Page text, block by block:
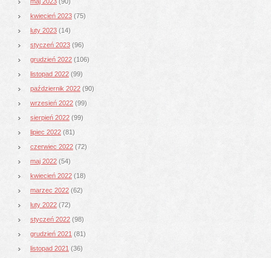
kwiecień 2023 (75)
luty 2023 (14)
styczeń 2023 (96)
grudzień 2022 (106)
listopad 2022 (99)
październik 2022 (90)
wrzesień 2022 (99)
sierpień 2022 (99)
lipiec 2022 (81)
czerwiec 2022 (72)
maj 2022 (54)
kwiecień 2022 (18)
marzec 2022 (62)
luty 2022 (72)
styczeń 2022 (98)
grudzień 2021 (81)
listopad 2021 (36)